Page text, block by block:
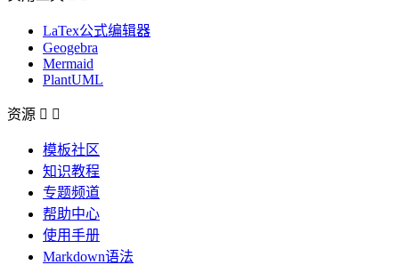
LaTex公式编辑器
Geogebra
Mermaid
PlantUML
资源  
模板社区
知识教程
专题频道
帮助中心
使用手册
Markdown语法